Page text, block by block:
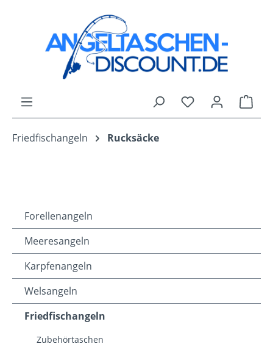
Zum Hauptinhalt springen
Du hast 0
Friedfischangeln Rucksäcke
Forellenangeln
Meeresangeln
Karpfenangeln
Welsangeln
Friedfischangeln
Zubehörtaschen